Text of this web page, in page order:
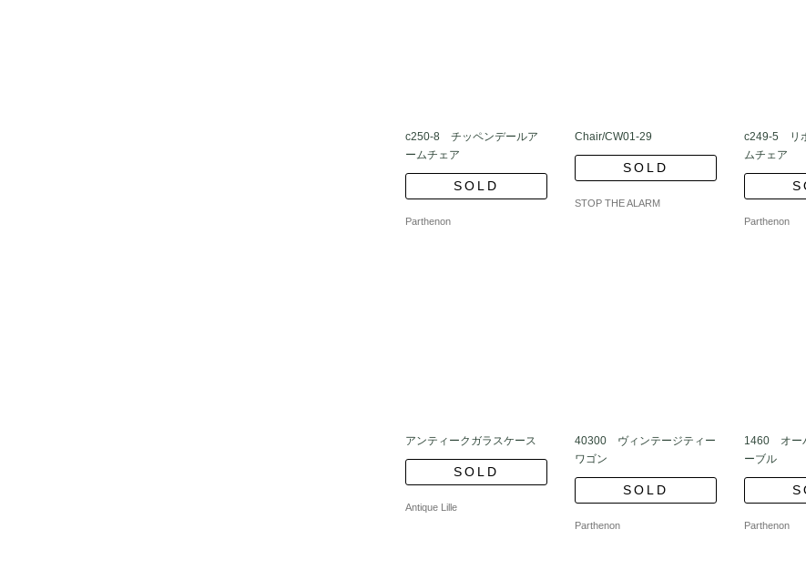
c250-8 チッペンデールア
ームチェア
SOLD
Parthenon
Chair/CW01-29
SOLD
STOP THE ALARM
c249-5 リ
ムチェア
Parthenon
アンティークガラスケース
SOLD
Antique Lille
40300 ヴィンテージティー
ワゴン
SOLD
Parthenon
1460 オー
ーブル
Parthenon